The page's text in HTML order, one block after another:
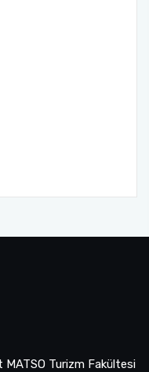
Turizm Fakültesi